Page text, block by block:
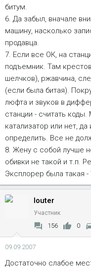
битум.
6. Да забыл, вначале
машину, насколько
продавца.
7. Если все ОК, на
подъемник. Там
шелчков), ржавчина,
(если была битая).
люфта и звуков в
станции - считать
катализатор или нет,
определить. Все не
8. Жену с собой лучше
обивки не такой и т.п.
Эксплорер была такая
louter
Участник
156 0
09.09.2007
Достаточно слабое